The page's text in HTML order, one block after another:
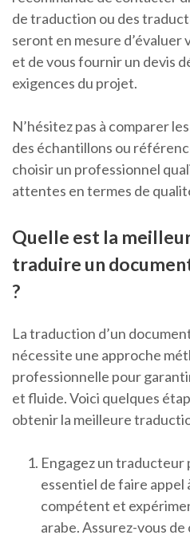
de traduction ou des
seront en mesure d’évaluer
et de vous fournir un devis
exigences du projet.
N’hésitez pas à comparer
des échantillons ou
choisir un professionnel
attentes en termes de
Quelle est la
traduire un
?
La traduction d’un
nécessite une approche
professionnelle pour
et fluide. Voici quelques
obtenir la meilleure
Engagez un traducteur
essentiel de faire
compétent et
arabe. Assurez-vous